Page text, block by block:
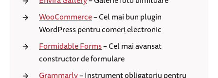
WooCommerce– Cel mai bun plugin
WordPress pentru comerț electronic
Formidable Forms– Cel mai avansat
constructor de formulare
Grammarly– Instrument obligatoriu pentru